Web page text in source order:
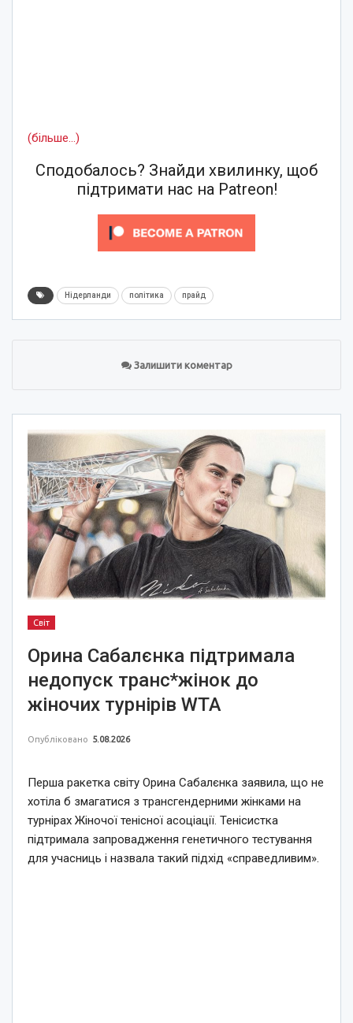
(більше…)
Сподобалось? Знайди хвилинку, щоб
підтримати нас на Patreon!
Нідерланди політика прайд
Залишити коментар
Світ
Орина Сабалєнка підтримала
недопуск транс*жінок до
жіночих турнірів WTA
Опубліковано 5.08.2026
Перша ракетка світу Орина Сабалєнка заявила, що не
хотіла б змагатися з трансгендерними жінками на
турнірах Жіночої тенісної асоціації. Тенісистка
підтримала запровадження генетичного тестування
для учасниць і назвала такий підхід «справедливим».